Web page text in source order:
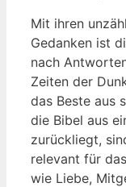
Mit ihren
Gedanken ist
nach⁢
Zeiten der
das Beste aus
die Bibel aus
zurückliegt,
relevant für⁢
wie ⁢Liebe,